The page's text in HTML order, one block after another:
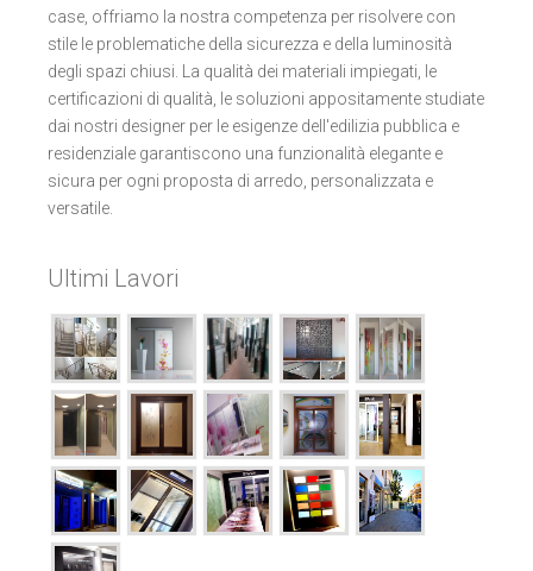
case, offriamo la nostra competenza per risolvere con
stile le problematiche della sicurezza e della luminosità
degli spazi chiusi. La qualità dei materiali impiegati, le
certificazioni di qualità, le soluzioni appositamente studiate
dai nostri designer per le esigenze dell'edilizia pubblica e
residenziale garantiscono una funzionalità elegante e
sicura per ogni proposta di arredo, personalizzata e
versatile.
Ultimi Lavori